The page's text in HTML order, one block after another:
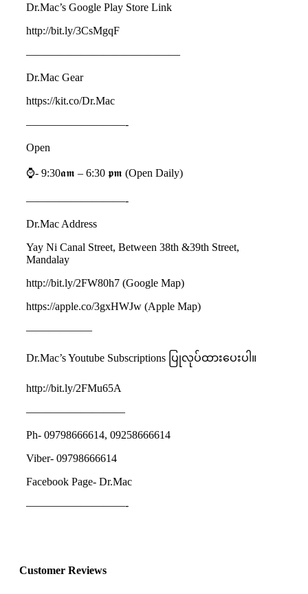
Dr.Mac’s Google Play Store Link
http://bit.ly/3CsMgqF
——————————————
Dr.Mac Gear
https://kit.co/Dr.Mac
—————————-
Open
⌚️- 9:30𝖆𝖒 – 6:30 𝖕𝖒 (Open Daily)
—————————-
Dr.Mac Address
Yay Ni Canal Street, Between 38th &39th Street,
Mandalay
http://bit.ly/2FW80h7 (Google Map)
https://apple.co/3gxHWJw (Apple Map)
——————
Dr.Mac’s Youtube Subscriptions ပြုလုပ်ထားပေးပါ။
http://bit.ly/2FMu65A
—————————
Ph- 09798666614, 09258666614
Viber- 09798666614
Facebook Page- Dr.Mac
—————————-
Customer Reviews